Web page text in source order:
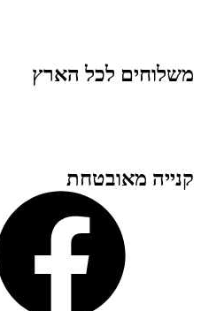
משלוחים לכל הארץ
קנייה מאובטחת